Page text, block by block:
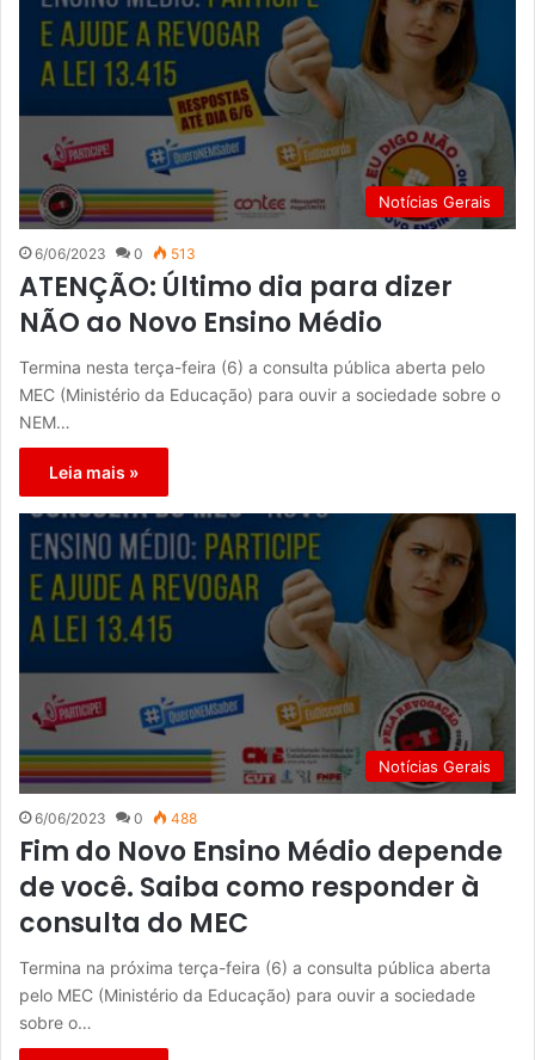
Notícias Gerais
6/06/2023 0 513
ATENÇÃO: Último dia para dizer
NÃO ao Novo Ensino Médio
Termina nesta terça-feira (6) a consulta pública aberta pelo
MEC (Ministério da Educação) para ouvir a sociedade sobre o
NEM…
Leia mais »
Notícias Gerais
6/06/2023 0 488
Fim do Novo Ensino Médio depende
de você. Saiba como responder à
consulta do MEC
Termina na próxima terça-feira (6) a consulta pública aberta
pelo MEC (Ministério da Educação) para ouvir a sociedade
sobre o…